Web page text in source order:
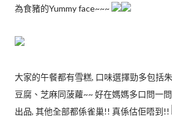
為食豬的Yummy face~~~
大家的午餐都有雪糕, 口味選擇勁多包括
豆腐、芝麻同菠蘿~~ 好在媽媽多口問一
出品, 其他全部都係雀巢!! 真係估佢唔到!!